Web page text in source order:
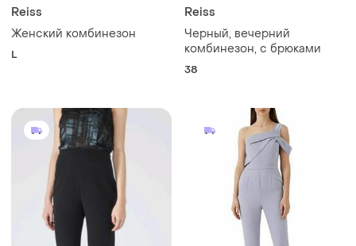
Reiss
Женский комбинезон
L
Reiss
Черный, вечерний
комбинезон, с брюками
38